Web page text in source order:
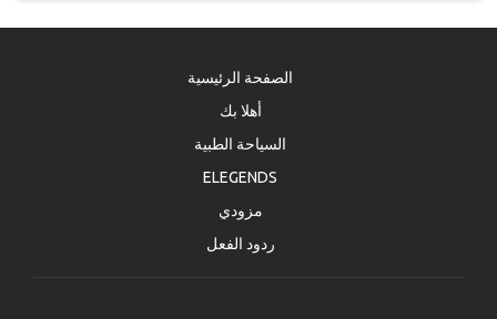
الصفحة الرئيسية
أهلا بك
السياحة الطبية
ELEGENDS
مزودي
ردود الفعل